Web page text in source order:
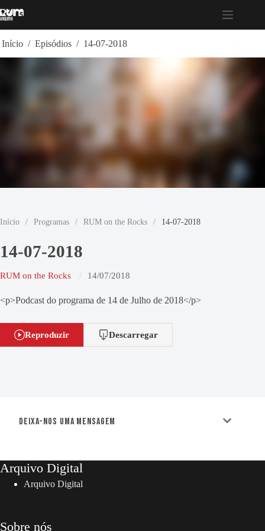
para
Início / Episódios / 14-07-2018
Início / Programas / RUM on the Rocks / 14-07-2018
14-07-2018
RUM on the Rocks 14/07/2018
<p>Podcast do programa de 14 de Julho de 2018</p>
Reproduzir Descarregar
Deixa-nos uma mensagem
Arquivo Digital
Arquivo Digital
Sobre nós